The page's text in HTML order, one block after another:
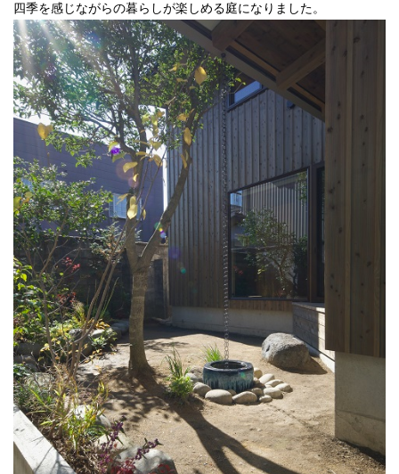
四季を感じながらの暮らしが楽しめる庭になりました。